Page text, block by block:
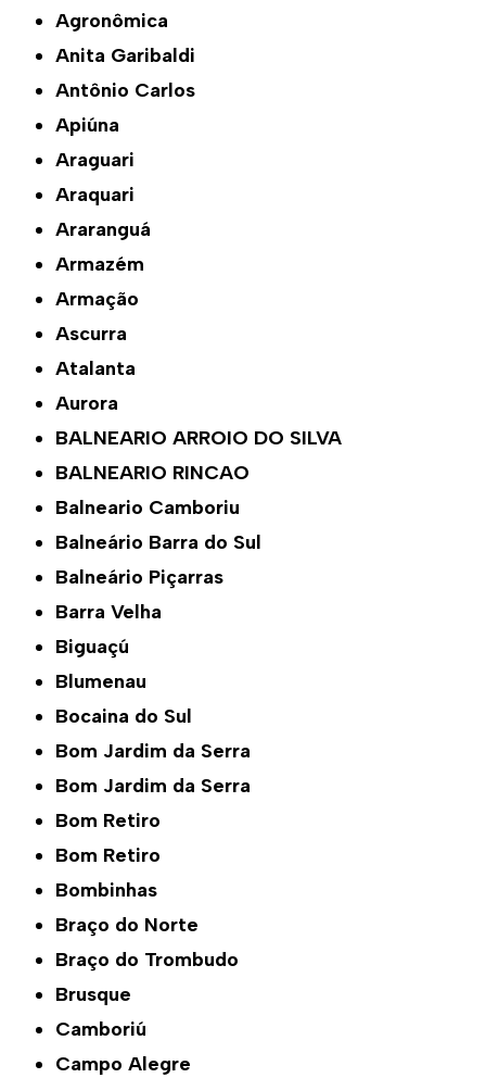
Agronômica
Anita Garibaldi
Antônio Carlos
Apiúna
Araguari
Araquari
Araranguá
Armazém
Armação
Ascurra
Atalanta
Aurora
BALNEARIO ARROIO DO SILVA
BALNEARIO RINCAO
Balneario Camboriu
Balneário Barra do Sul
Balneário Piçarras
Barra Velha
Biguaçú
Blumenau
Bocaina do Sul
Bom Jardim da Serra
Bom Jardim da Serra
Bom Retiro
Bom Retiro
Bombinhas
Braço do Norte
Braço do Trombudo
Brusque
Camboriú
Campo Alegre